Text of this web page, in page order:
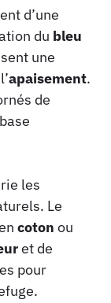
d’une
du bleu
une
apaisement.
de
les
Le
coton ou
et de
pour